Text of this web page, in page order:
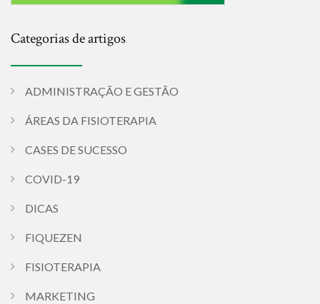
Categorias de artigos
ADMINISTRAÇÃO E GESTÃO
ÁREAS DA FISIOTERAPIA
CASES DE SUCESSO
COVID-19
DICAS
FIQUEZEN
FISIOTERAPIA
MARKETING